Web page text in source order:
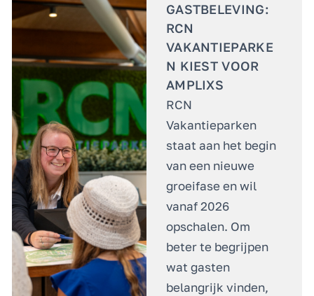
GASTBELEVING:
RCN
VAKANTIEPARKE
N KIEST VOOR
AMPLIXS
RCN
Vakantieparken
staat aan het begin
van een nieuwe
groeifase en wil
vanaf 2026
opschalen. Om
beter te begrijpen
wat gasten
belangrijk vinden,